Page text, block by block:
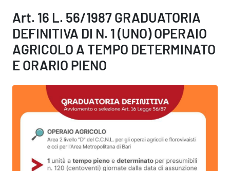
Art. 16 L. 56/1987 GRADUATORIA
Art. 16 L. 56/1987 GRADUATORIA
DEFINITIVA DI N. 1 (UNO) OPERAIO
AGRICOLO A TEMPO DETERMINATO
E ORARIO PIENO